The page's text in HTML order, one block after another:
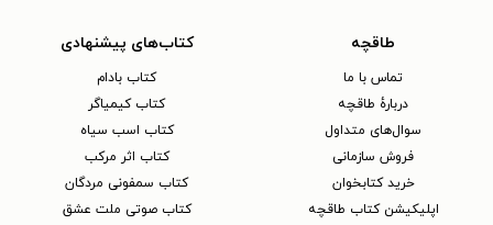
طاقچه
تماس با ما
دربارهٔ طاقچه
سوال‌های متداول
فروش سازمانی
خرید کتابخوان
اپلیکیشن کتاب طاقچه
کتاب‌های پیشنهادی
کتاب بادام
کتاب کیمیاگر
کتاب اسب سیاه
کتاب اثر مرکب
کتاب سمفونی مردگان
کتاب صوتی ملت عشق